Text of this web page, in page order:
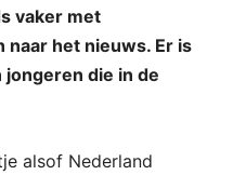
vaker met
het nieuws. Er is
die in de
alsof Nederland